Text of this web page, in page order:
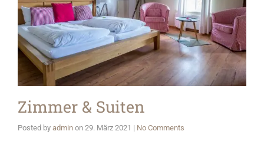
Zimmer & Suiten
Posted by admin on 29. März 2021 | No Comments